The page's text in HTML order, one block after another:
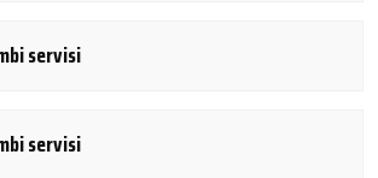
servisi
servisi